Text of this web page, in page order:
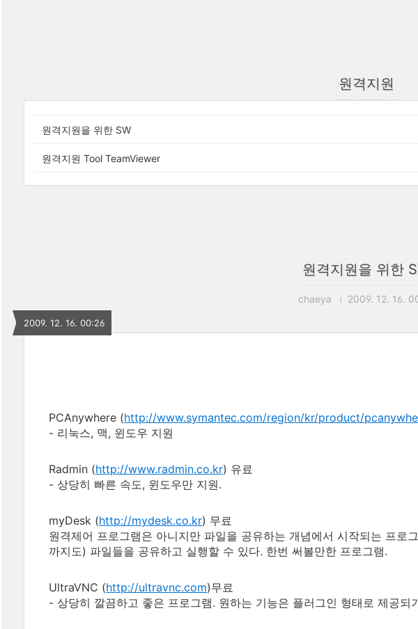
원격지원
원격지원을 위한 SW
원격지원 Tool TeamViewer
원격지원을 위한
chaeya 2009. 12. 16.
2009. 12. 16. 00:26
PCAnywhere (http://www.symantec.com/region/kr/product/
- 리눅스, 맥, 윈도우 지원
Radmin (http://www.radmin.co.kr) 유료
- 상당히 빠른 속도, 윈도우만 지원.
myDesk (http://mydesk.co.kr) 무료
원격제어 프로그램은 아니지만 파일을 공유하는 개념에서 시작되는 프로
까지도) 파일들을 공유하고 실행할 수 있다. 한번 써볼만한 프로그램.
UltraVNC (http://ultravnc.com)무료
- 상당히 깔끔하고 좋은 프로그램. 원하는 기능은 플러그인 형태로 제공되